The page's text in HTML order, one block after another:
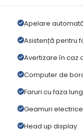
Apelare
Asistență pentru
Avertizare în caz
Computer de
Faruri cu faza
Geamuri electrice
Head up display